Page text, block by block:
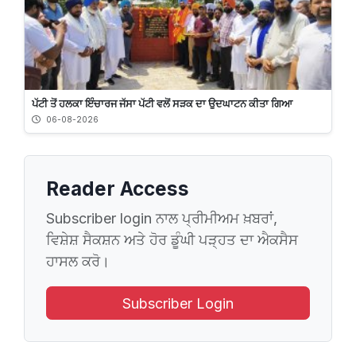
ਪੱਟੀ ਤੋਂ ਹਲਕਾ ਇੰਚਾਰਜ ਜੱਸਾ ਪੱਟੀ ਵਲੋਂ ਸੜਕ ਦਾ ਉਦਘਾਟਨ ਕੀਤਾ ਗਿਆ
06-08-2026
Reader Access
Subscriber login ਨਾਲ ਪ੍ਰੀਮੀਅਮ ਖ਼ਬਰਾਂ,
ਵਿਸ਼ੇਸ਼ ਸੈਕਸ਼ਨ ਅਤੇ ਹੋਰ ਡੂੰਘੀ ਪੜ੍ਹਤ ਦਾ ਐਕਸੈਸ
ਹਾਸਲ ਕਰੋ।
Subscriber Login